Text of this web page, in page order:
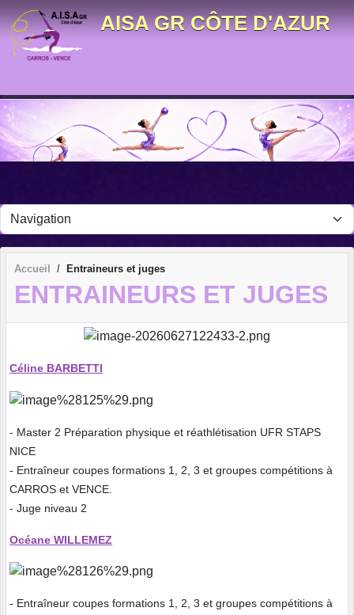
AISA GR CÔTE D'AZUR
Accueil Entraineurs et juges
ENTRAINEURS ET JUGES
Céline BARBETTI
- Master 2 Préparation physique et réathlétisation UFR STAPS
NICE
- Entraîneur coupes formations 1, 2, 3 et groupes compétitions à
CARROS et VENCE.
- Juge niveau 2
Océane WILLEMEZ
- Entraîneur coupes formations 1, 2, 3 et groupes compétitions à
Panneau de gestion des cookies